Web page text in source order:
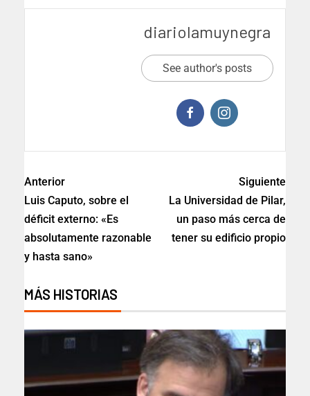
diariolamuynegra
See author's posts
Anterior
Luis Caputo, sobre el
déficit externo: «Es
absolutamente razonable
y hasta sano»
Siguiente
La Universidad de Pilar,
un paso más cerca de
tener su edificio propio
MÁS HISTORIAS